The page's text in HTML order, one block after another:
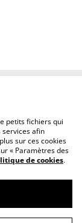
petits fichiers qui
services afin
sur ces cookies
« Paramètres des
de cookies.